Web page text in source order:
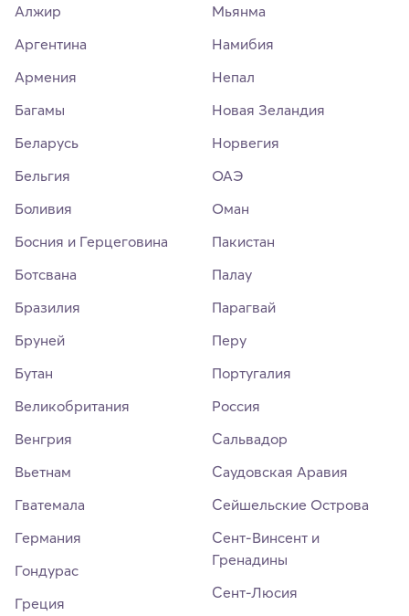
Алжир
Аргентина
Армения
Багамы
Беларусь
Бельгия
Боливия
Босния и Герцеговина
Ботсвана
Бразилия
Бруней
Бутан
Великобритания
Венгрия
Вьетнам
Гватемала
Германия
Гондурас
Греция
Мьянма
Намибия
Непал
Новая Зеландия
Норвегия
ОАЭ
Оман
Пакистан
Палау
Парагвай
Перу
Португалия
Россия
Сальвадор
Саудовская Аравия
Сейшельские Острова
Сент-Винсент и
Гренадины
Сент-Люсия